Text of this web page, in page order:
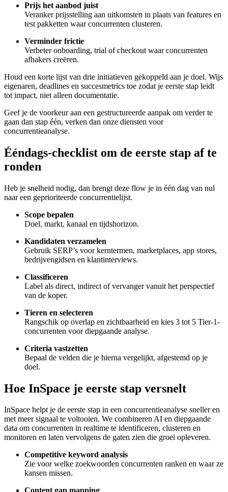
Prijs het aanbod juist
Veranker prijsstelling aan uitkomsten in plaats van features en
test pakketten waar concurrenten clusteren.
Verminder frictie
Verbeter onboarding, trial of checkout waar concurrenten
afhakers creëren.
Houd een korte lijst van drie initiatieven gekoppeld aan je doel. Wijs
eigenaren, deadlines en succesmetrics toe zodat je eerste stap leidt
tot impact, niet alleen documentatie.
Geef je de voorkeur aan een gestructureerde aanpak om verder te
gaan dan stap één, verken dan onze diensten voor
concurrentieanalyse.
Ééndags-checklist om de eerste stap af te
ronden
Heb je snelheid nodig, dan brengt deze flow je in één dag van nul
naar een geprioriteerde concurrentielijst.
Scope bepalen
Doel, markt, kanaal en tijdshorizon.
Kandidaten verzamelen
Gebruik SERP’s voor kerntermen, marketplaces, app stores,
bedrijvengidsen en klantinterviews.
Classificeren
Label als direct, indirect of vervanger vanuit het perspectief
van de koper.
Tieren en selecteren
Rangschik op overlap en zichtbaarheid en kies 3 tot 5 Tier-1-
concurrenten voor diepgaande analyse.
Criteria vastzetten
Bepaal de velden die je hierna vergelijkt, afgestemd op je
doel.
Hoe InSpace je eerste stap versnelt
InSpace helpt je de eerste stap in een concurrentieanalyse sneller en
met meer signaal te voltooien. We combineren AI en diepgaande
data om concurrenten in realtime te identificeren, clusteren en
monitoren en laten vervolgens de gaten zien die groei opleveren.
Competitive keyword analysis
Zie voor welke zoekwoorden concurrenten ranken en waar ze
kansen missen.